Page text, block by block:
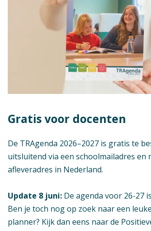
Gratis voor docenten
De TRAgenda 2026–2027 is gratis te
uitsluitend via een schoolmailadres en
afleveradres in Nederland.
Update 8 juni: De agenda voor 26-27
Ben je toch nog op zoek naar een
planner? Kijk dan eens naar de